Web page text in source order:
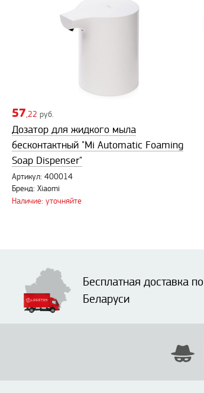
57,22 руб.
Дозатор для жидкого мыла
бесконтактный "Mi Automatic Foaming
Soap Dispenser"
Артикул: 400014
Бренд: Xiaomi
Наличие: уточняйте
Бесплатная доставка по
Беларуси